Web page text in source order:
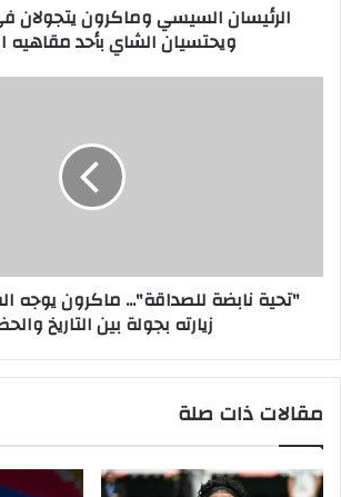
الرئيسان السيسي وماكرون يتجولان
ويحتسيان الشاي بأحد مقاهيه
"تحية نابضة للصداقة"... ماكرون يوجه
زيارته بجولة بين التاريخ
مقالات ذات صلة